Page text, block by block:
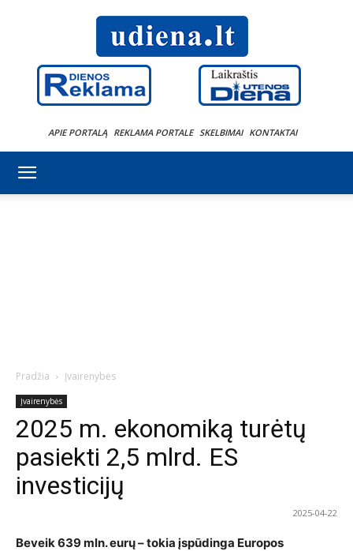
APIE PORTALĄ REKLAMA PORTALE SKELBIMAI KONTAKTAI
Pradžia Įvairenybės
Įvairenybės
2025 m. ekonomiką turėtų
pasiekti 2,5 mlrd. ES
investicijų
2025-04-22
Beveik 639 mln. eurų – tokia įspūdinga Europos